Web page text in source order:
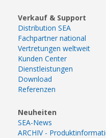
Verkauf & Support
Distribution SEA
Fachpartner national
Vertretungen weltweit
Kunden Center
Dienstleistungen
Download
Referenzen
Neuheiten
SEA-News
ARCHIV -